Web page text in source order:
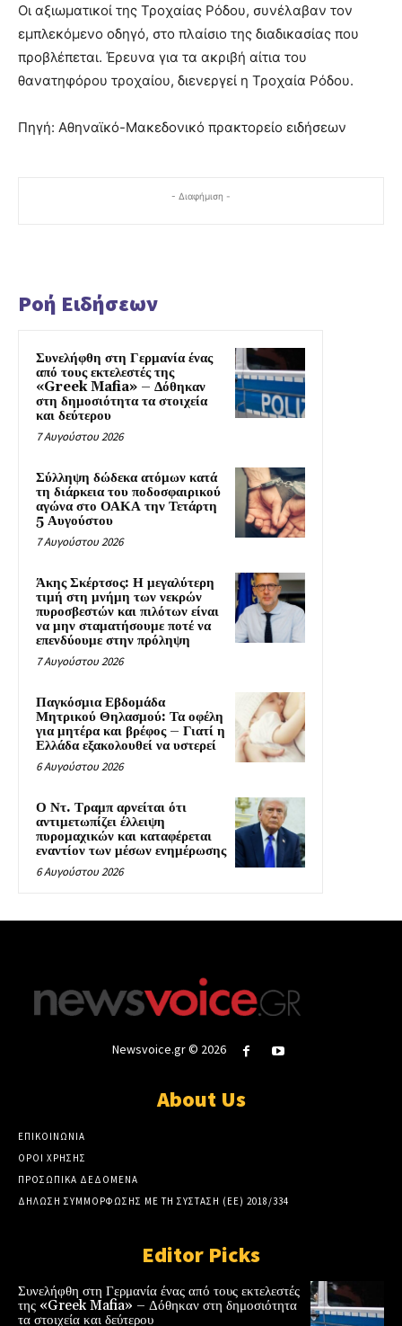
Οι αξιωματικοί της Τροχαίας Ρόδου, συνέλαβαν τον
εμπλεκόμενο οδηγό, στο πλαίσιο της διαδικασίας που
προβλέπεται. Έρευνα για τα ακριβή αίτια του
θανατηφόρου τροχαίου, διενεργεί η Τροχαία Ρόδου.
Πηγή: Αθηναϊκό-Μακεδονικό πρακτορείο ειδήσεων
- Διαφήμιση -
Ροή Ειδήσεων
Συνελήφθη στη Γερμανία ένας
από τους εκτελεστές της
«Greek Mafia» – Δόθηκαν
στη δημοσιότητα τα στοιχεία
και δεύτερου
7 Αυγούστου 2026
Σύλληψη δώδεκα ατόμων κατά
τη διάρκεια του ποδοσφαιρικού
αγώνα στο ΟΑΚΑ την Τετάρτη
5 Αυγούστου
7 Αυγούστου 2026
Άκης Σκέρτσος: Η μεγαλύτερη
τιμή στη μνήμη των νεκρών
πυροσβεστών και πιλότων είναι
να μην σταματήσουμε ποτέ να
επενδύουμε στην πρόληψη
7 Αυγούστου 2026
Παγκόσμια Εβδομάδα
Μητρικού Θηλασμού: Τα οφέλη
για μητέρα και βρέφος – Γιατί η
Ελλάδα εξακολουθεί να υστερεί
6 Αυγούστου 2026
Ο Ντ. Τραμπ αρνείται ότι
αντιμετωπίζει έλλειψη
πυρομαχικών και καταφέρεται
εναντίον των μέσων ενημέρωσης
6 Αυγούστου 2026
Newsvoice.gr © 2026
About Us
ΕΠΙΚΟΙΝΩΝΙΑ
ΟΡΟΙ ΧΡΗΣΗΣ
ΠΡΟΣΩΠΙΚΑ ΔΕΔΟΜΕΝΑ
ΔΗΛΩΣΗ ΣΥΜΜΟΡΦΩΣΗΣ ΜΕ ΤΗ ΣΥΣΤΑΣΗ (ΕΕ) 2018/334
Editor Picks
Συνελήφθη στη Γερμανία ένας από τους εκτελεστές
της «Greek Mafia» – Δόθηκαν στη δημοσιότητα
τα στοιχεία και δεύτερου